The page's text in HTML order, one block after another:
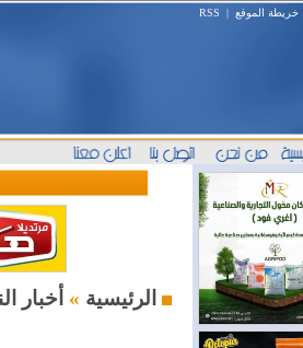
خريطة الموقع |
RSS
الرئيسية »